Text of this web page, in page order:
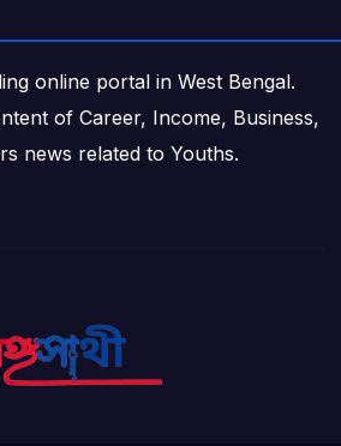
online portal in West Bengal.
of Career, Income, Business,
news related to Youths.